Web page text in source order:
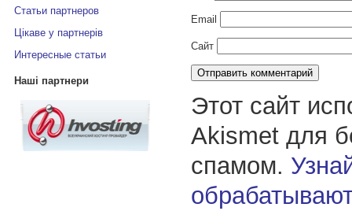
Статьи партнеров
Цікаве у партнерів
Интересные статьи
Наші партнери
Email
Сайт
Этот сайт
Akismet для
спамом.